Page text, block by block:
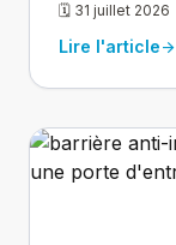
🗓 31 juillet 2026
Lire l'articlearrow_forward